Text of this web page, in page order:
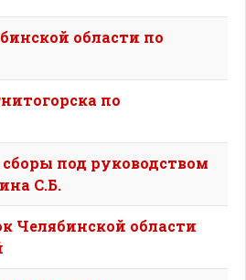
области по
по
под руководством
С.Б.
Челябинской области